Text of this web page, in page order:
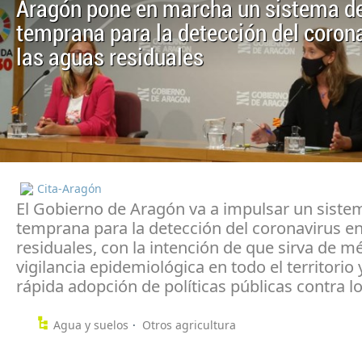
Aragón pone en marcha un sistema
temprana para la detección del
las aguas residuales
Cita-Aragón
El Gobierno de Aragón va a impulsar un
temprana para la detección del coronavirus
residuales, con la intención de que sirva de
vigilancia epidemiológica en todo el territorio
rápida adopción de políticas públicas contra
Agua y suelos
Otros agricultura